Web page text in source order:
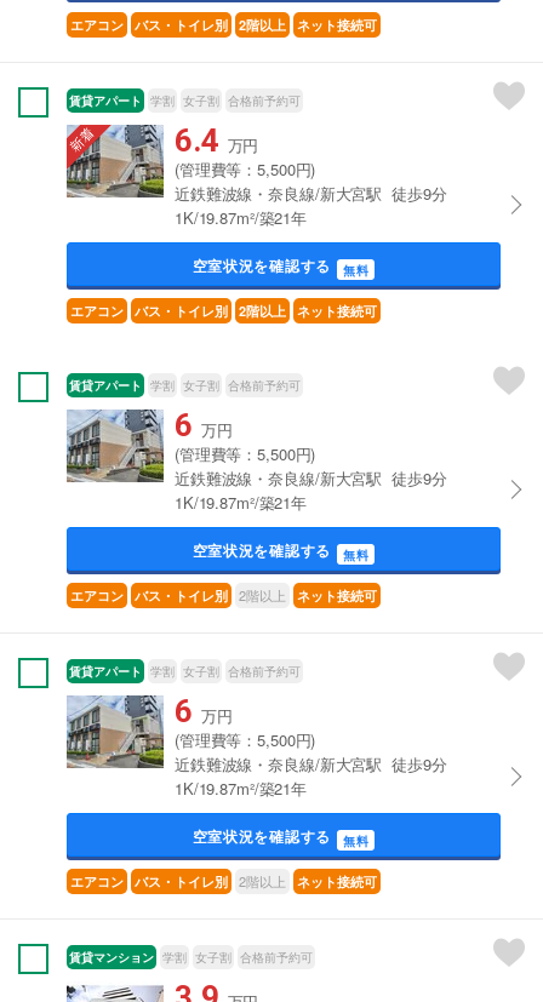
エアコン バス・トイレ別 2階以上 ネット接続可
賃貸アパート 学割 女子割 合格前予約可
6.4 万円
(管理費等：5,500円)
近鉄難波線・奈良線/新大宮駅 徒歩9分
1K/19.87m²/築21年
空室状況を確認する 無料
エアコン バス・トイレ別 2階以上 ネット接続可
賃貸アパート 学割 女子割 合格前予約可
6 万円
(管理費等：5,500円)
近鉄難波線・奈良線/新大宮駅 徒歩9分
1K/19.87m²/築21年
空室状況を確認する 無料
エアコン バス・トイレ別 2階以上 ネット接続可
賃貸アパート 学割 女子割 合格前予約可
6 万円
(管理費等：5,500円)
近鉄難波線・奈良線/新大宮駅 徒歩9分
1K/19.87m²/築21年
空室状況を確認する 無料
エアコン バス・トイレ別 2階以上 ネット接続可
賃貸マンション 学割 女子割 合格前予約可